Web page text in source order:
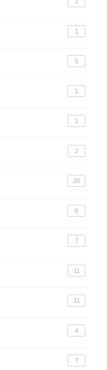
1
5
1
1
2
20
6
7
11
11
4
7